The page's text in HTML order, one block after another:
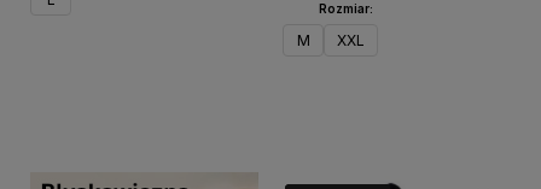
Rozmiar:
M XXL